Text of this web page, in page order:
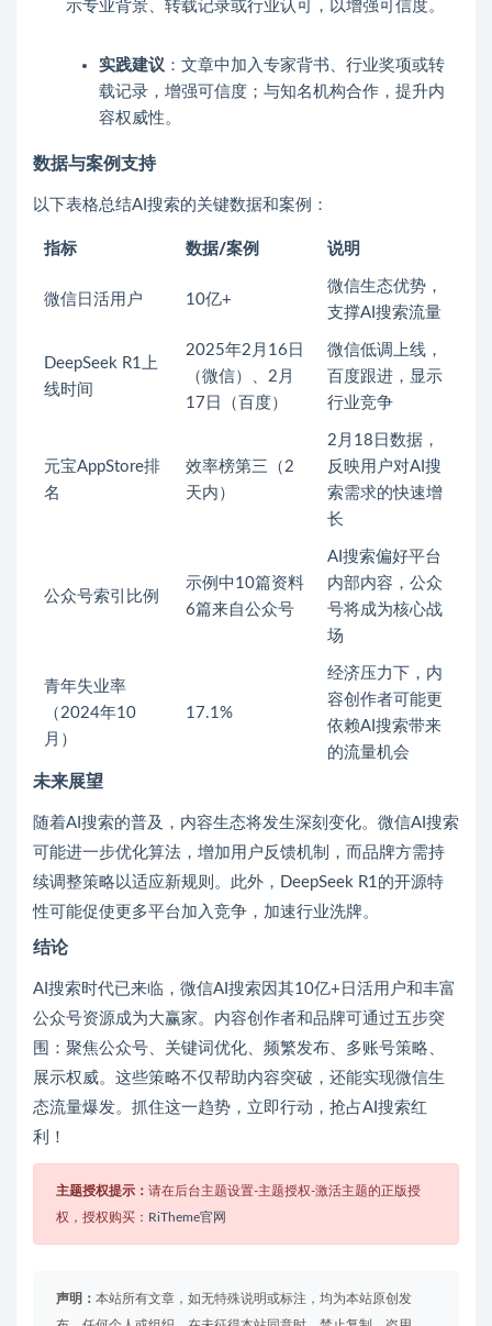
示专业背景、转载记录或行业认可，以增强可信度。
实践建议 ：文章中加入专家背书、行业奖项或转
载记录，增强可信度；与知名机构合作，提升内
容权威性。
数据与案例支持
以下表格总结AI搜索的关键数据和案例：
指标 数据/案例 说明
微信日活用户 10亿+
微信生态优势，
支撑AI搜索流量
DeepSeek R1上
线时间
2025年2月16日
（微信）、2月
17日（百度）
微信低调上线，
百度跟进，显示
行业竞争
元宝AppStore排
名
效率榜第三（2
天内）
2月18日数据，
反映用户对AI搜
索需求的快速增
长
公众号索引比例
示例中10篇资料
6篇来自公众号
AI搜索偏好平台
内部内容，公众
号将成为核心战
场
青年失业率
（2024年10
月）
17.1%
经济压力下，内
容创作者可能更
依赖AI搜索带来
的流量机会
未来展望
随着AI搜索的普及，内容生态将发生深刻变化。微信AI搜索
可能进一步优化算法，增加用户反馈机制，而品牌方需持
续调整策略以适应新规则。此外，DeepSeek R1的开源特
性可能促使更多平台加入竞争，加速行业洗牌。
结论
AI搜索时代已来临，微信AI搜索因其10亿+日活用户和丰富
公众号资源成为大赢家。内容创作者和品牌可通过五步突
围：聚焦公众号、关键词优化、频繁发布、多账号策略、
展示权威。这些策略不仅帮助内容突破，还能实现微信生
态流量爆发。抓住这一趋势，立即行动，抢占AI搜索红
利！
主题授权提示： 请在后台主题设置-主题授权-激活主题的正版授
权，授权购买： RiTheme官网
声明： 本站所有文章，如无特殊说明或标注，均为本站原创发